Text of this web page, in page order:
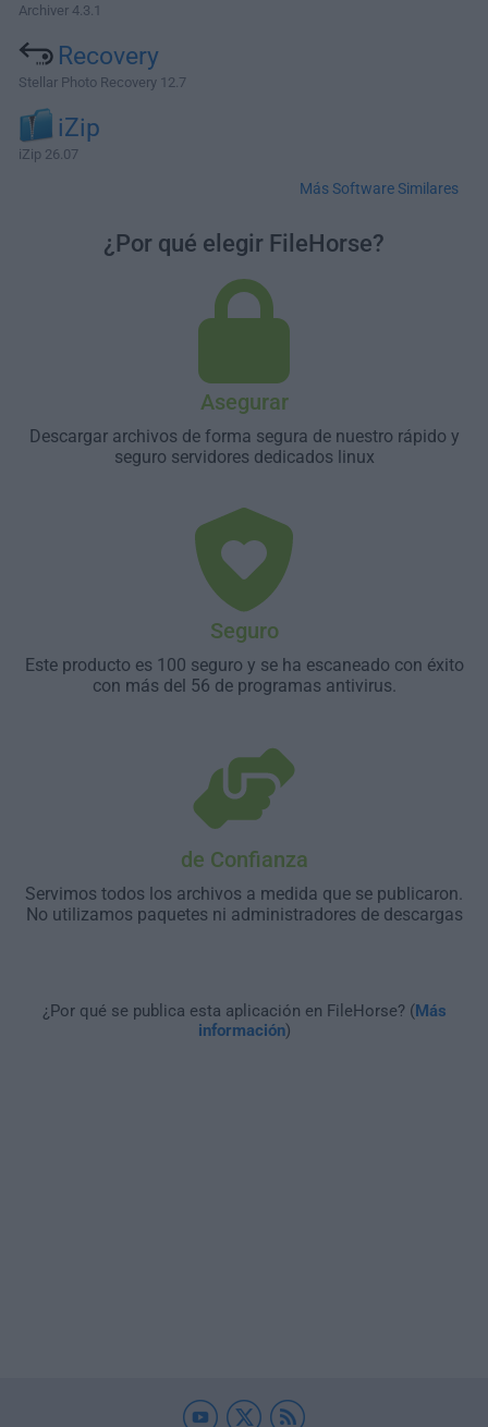
Archiver 4.3.1
Recovery
Stellar Photo Recovery 12.7
iZip
iZip 26.07
Más Software Similares
¿Por qué elegir FileHorse?
Asegurar
Descargar archivos de forma segura de nuestro rápido y
seguro servidores dedicados linux
Seguro
Este producto es 100 seguro y se ha escaneado con éxito
con más del 56 de programas antivirus.
de Confianza
Servimos todos los archivos a medida que se publicaron.
No utilizamos paquetes ni administradores de descargas
¿Por qué se publica esta aplicación en FileHorse? (Más
información)